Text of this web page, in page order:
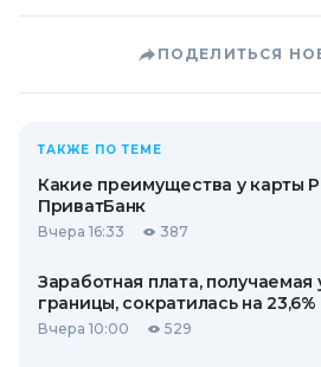
ПОДЕЛИТЬСЯ
ТАКЖЕ ПО ТЕМЕ
Какие преимущества у карты
ПриватБанк
Вчера 16:33 387
Заработная плата,
границы, сократилась на
Вчера 10:00 529